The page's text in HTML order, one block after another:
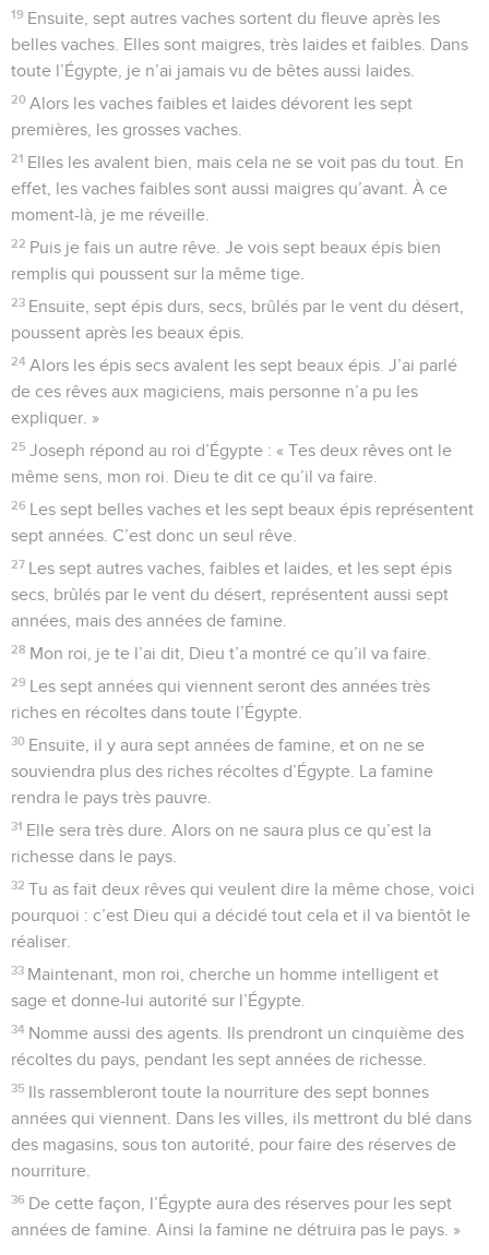
19 Ensuite, sept autres vaches sortent du fleuve après les
belles vaches. Elles sont maigres, très laides et faibles. Dans
toute l’Égypte, je n’ai jamais vu de bêtes aussi laides.
20 Alors les vaches faibles et laides dévorent les sept
premières, les grosses vaches.
21 Elles les avalent bien, mais cela ne se voit pas du tout. En
effet, les vaches faibles sont aussi maigres qu’avant. À ce
moment-là, je me réveille.
22 Puis je fais un autre rêve. Je vois sept beaux épis bien
remplis qui poussent sur la même tige.
23 Ensuite, sept épis durs, secs, brûlés par le vent du désert,
poussent après les beaux épis.
24 Alors les épis secs avalent les sept beaux épis. J’ai parlé
de ces rêves aux magiciens, mais personne n’a pu les
expliquer. »
25 Joseph répond au roi d’Égypte : « Tes deux rêves ont le
même sens, mon roi. Dieu te dit ce qu’il va faire.
26 Les sept belles vaches et les sept beaux épis représentent
sept années. C’est donc un seul rêve.
27 Les sept autres vaches, faibles et laides, et les sept épis
secs, brûlés par le vent du désert, représentent aussi sept
années, mais des années de famine.
28 Mon roi, je te l’ai dit, Dieu t’a montré ce qu’il va faire.
29 Les sept années qui viennent seront des années très
riches en récoltes dans toute l’Égypte.
30 Ensuite, il y aura sept années de famine, et on ne se
souviendra plus des riches récoltes d’Égypte. La famine
rendra le pays très pauvre.
31 Elle sera très dure. Alors on ne saura plus ce qu’est la
richesse dans le pays.
32 Tu as fait deux rêves qui veulent dire la même chose, voici
pourquoi : c’est Dieu qui a décidé tout cela et il va bientôt le
réaliser.
33 Maintenant, mon roi, cherche un homme intelligent et
sage et donne-lui autorité sur l’Égypte.
34 Nomme aussi des agents. Ils prendront un cinquième des
récoltes du pays, pendant les sept années de richesse.
35 Ils rassembleront toute la nourriture des sept bonnes
années qui viennent. Dans les villes, ils mettront du blé dans
des magasins, sous ton autorité, pour faire des réserves de
nourriture.
36 De cette façon, l’Égypte aura des réserves pour les sept
années de famine. Ainsi la famine ne détruira pas le pays. »